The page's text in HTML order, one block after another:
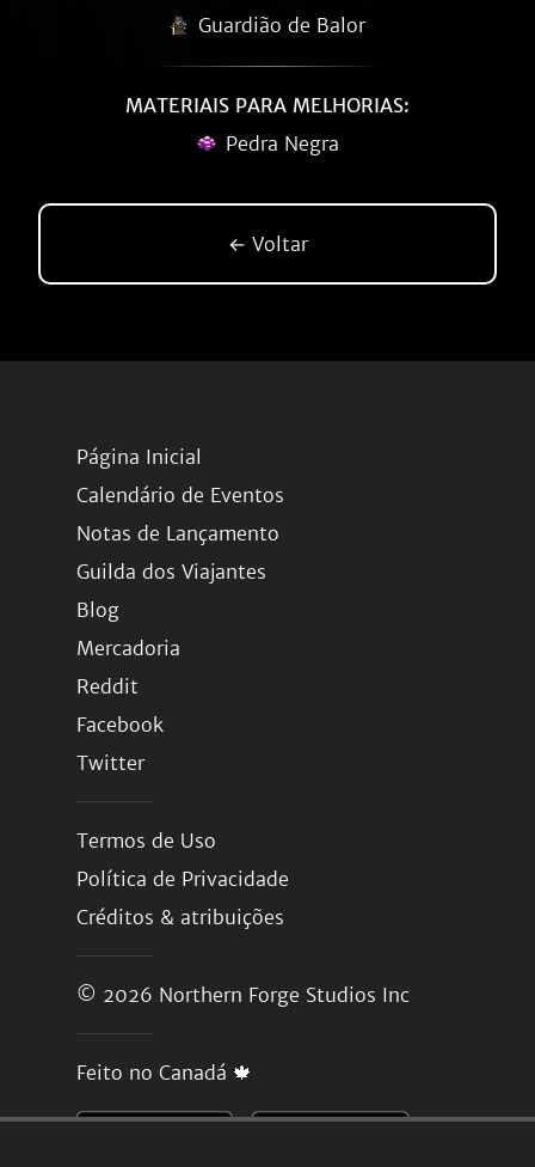
Guardião de Balor
MATERIAIS PARA MELHORIAS:
Pedra Negra
← Voltar
Página Inicial
Calendário de Eventos
Notas de Lançamento
Guilda dos Viajantes
Blog
Mercadoria
Reddit
Facebook
Twitter
Termos de Uso
Política de Privacidade
Créditos & atribuições
© 2026 Northern Forge Studios Inc
Feito no Canadá 🍁